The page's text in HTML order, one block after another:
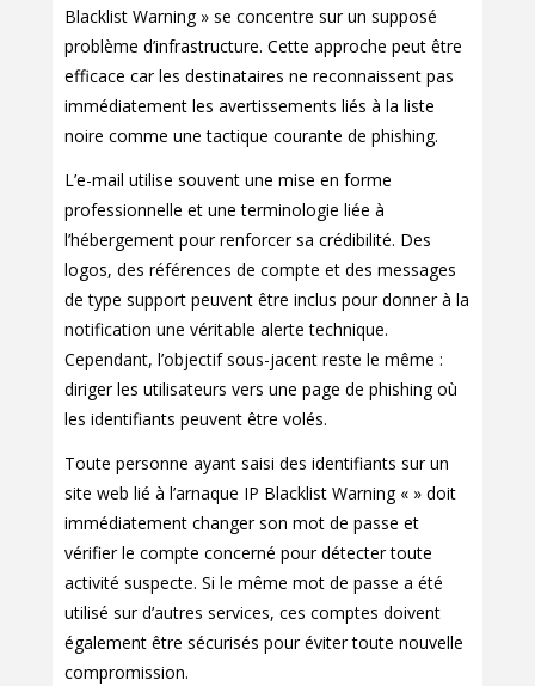
Blacklist Warning » se concentre sur un supposé
problème d’infrastructure. Cette approche peut être
efficace car les destinataires ne reconnaissent pas
immédiatement les avertissements liés à la liste
noire comme une tactique courante de phishing.
L’e-mail utilise souvent une mise en forme
professionnelle et une terminologie liée à
l’hébergement pour renforcer sa crédibilité. Des
logos, des références de compte et des messages
de type support peuvent être inclus pour donner à la
notification une véritable alerte technique.
Cependant, l’objectif sous-jacent reste le même :
diriger les utilisateurs vers une page de phishing où
les identifiants peuvent être volés.
Toute personne ayant saisi des identifiants sur un
site web lié à l’arnaque IP Blacklist Warning « » doit
immédiatement changer son mot de passe et
vérifier le compte concerné pour détecter toute
activité suspecte. Si le même mot de passe a été
utilisé sur d’autres services, ces comptes doivent
également être sécurisés pour éviter toute nouvelle
compromission.